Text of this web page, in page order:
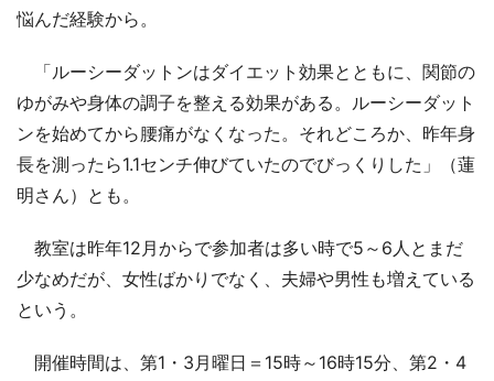
悩んだ経験から。
「ルーシーダットンはダイエット効果とともに、関節の
ゆがみや身体の調子を整える効果がある。ルーシーダット
ンを始めてから腰痛がなくなった。それどころか、昨年身
長を測ったら1.1センチ伸びていたのでびっくりした」（蓮
明さん）とも。
教室は昨年12月からで参加者は多い時で5～6人とまだ
少なめだが、女性ばかりでなく、夫婦や男性も増えている
という。
開催時間は、第1・3月曜日＝15時～16時15分、第2・4